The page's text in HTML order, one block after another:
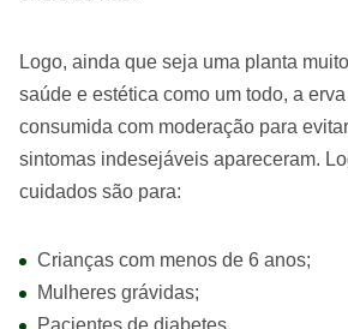
Logo, ainda que seja uma planta
saúde e estética como um todo, a
consumida com moderação para
sintomas indesejáveis apareceram.
cuidados são para:
Crianças com menos de 6 anos;
Mulheres grávidas;
Pacientes de diabetes.